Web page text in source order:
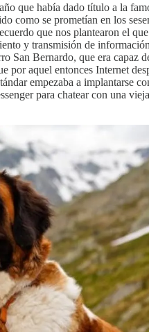
que había dado título a la
como se prometían en los
que nos plantearon el
y transmisión de
San Bernardo, que era
por aquel entonces Internet
empezaba a implantarse
para chatear con una